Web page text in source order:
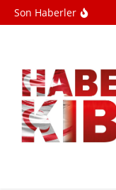
İçeriğe atla
Son Haberler